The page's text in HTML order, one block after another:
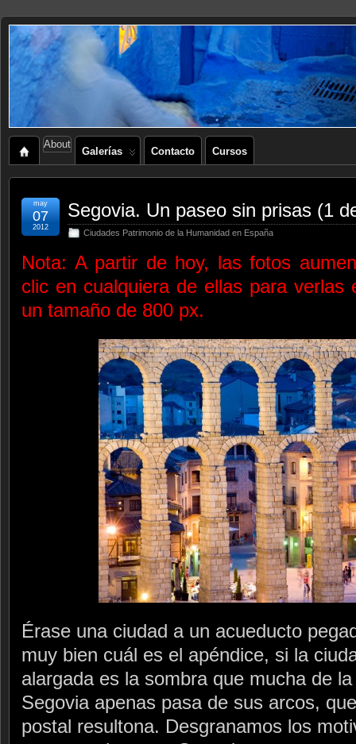
About
Galerías Contacto Cursos
Segovia. Un paseo sin prisas (1
Ciudades Patrimonio de la Humanidad en España
may
07
2012
Nota: A partir de hoy, las fotos
clic en cualquiera de ellas para
un tamaño de 800 px.
Érase una ciudad a un acueducto
muy bien cuál es el apéndice, si la
alargada es la sombra que mucha de
Segovia apenas pasa de sus arcos,
postal resultona. Desgranamos los